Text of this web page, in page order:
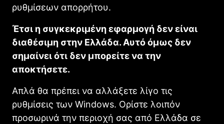
ρυθμίσεων απορρήτου.
Έτσι η συγκεκριμένη εφαρμογή δεν είναι
διαθέσιμη στην Ελλάδα. Αυτό όμως δεν
σημαίνει ότι δεν μπορείτε να την
αποκτήσετε.
Απλά θα πρέπει να αλλάξετε λίγο τις
ρυθμίσεις των Windows. Ορίστε λοιπόν
προσωρινά την περιοχή σας από Ελλάδα σε